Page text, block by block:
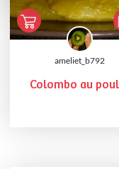
ameliet_b792
Colombo au